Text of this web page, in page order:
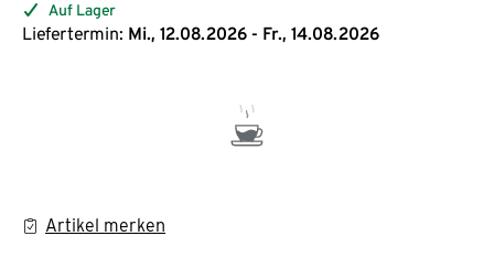
Auf Lager
Liefertermin: Mi., 12.08.2026 - Fr., 14.08.2026
Artikel merken